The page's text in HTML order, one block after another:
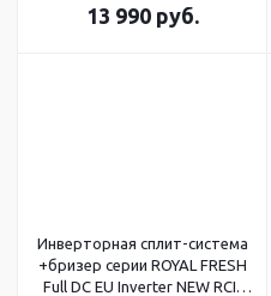
13 990руб.
Инверторная сплит-система
+бризер серии ROYAL FRESH
Full DC EU Inverter NEW RCI-